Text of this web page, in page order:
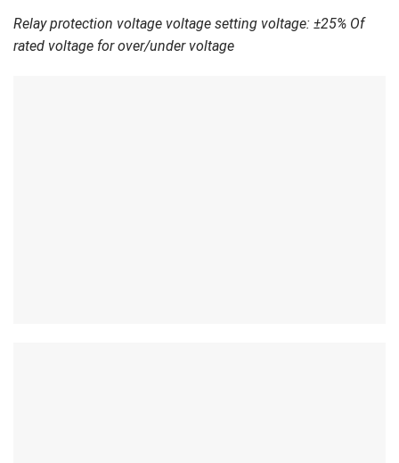
Relay protection voltage voltage setting voltage: ±25% Of
rated voltage for over/under voltage